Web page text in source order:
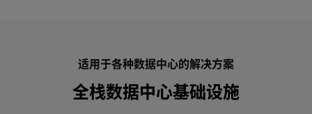
适用于各种数据中心的解决方案
全栈数据中心基础设施